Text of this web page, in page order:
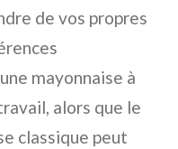
de vos propres
mayonnaise à
alors que le
classique peut